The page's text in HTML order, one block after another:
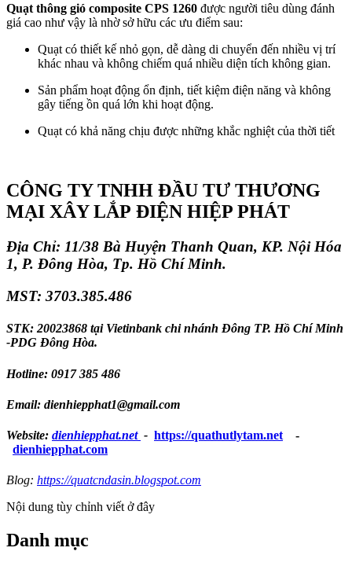
Quạt thông gió composite CPS 1260 được người tiêu dùng đánh
giá cao như vậy là nhờ sở hữu các ưu điểm sau:
Quạt có thiết kế nhỏ gọn, dễ dàng di chuyển đến nhiều vị trí
khác nhau và không chiếm quá nhiều diện tích không gian.
Sản phẩm hoạt động ổn định, tiết kiệm điện năng và không
gây tiếng ồn quá lớn khi hoạt động.
Quạt có khả năng chịu được những khắc nghiệt của thời tiết
CÔNG TY TNHH ĐẦU TƯ THƯƠNG
MẠI XÂY LẮP ĐIỆN HIỆP PHÁT
Địa Chỉ: 11/38 Bà Huyện Thanh Quan, KP. Nội Hóa
1, P. Đông Hòa, Tp. Hồ Chí Minh.
MST: 3703.385.486
STK: 20023868 tại Vietinbank chi nhánh Đông TP. Hồ Chí Minh
-PDG Đông Hòa.
Hotline: 0917 385 486
Email: dienhiepphat1@gmail.com
Website: dienhiepphat.net - https://quathutlytam.net -
dienhiepphat.com
Blog: https://quatcndasin.blogspot.com
Nội dung tùy chỉnh viết ở đây
Danh mục